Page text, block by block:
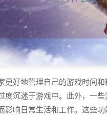
更好地管理自己的游戏时间
度沉迷于游戏中。此外，一
影响日常生活和工作。这些